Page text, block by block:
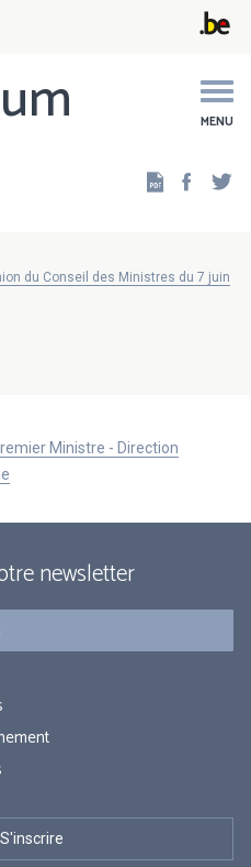
MENU
du Conseil des Ministres du 7 juin
Ministre - Direction
newsletter